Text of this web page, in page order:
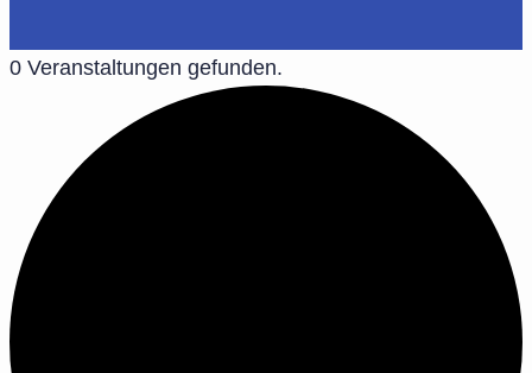
0 Veranstaltungen gefunden.